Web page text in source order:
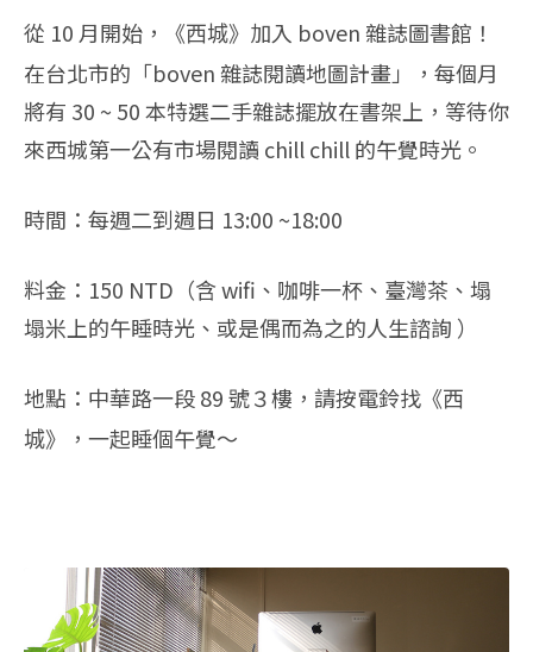
從 10 月開始， 《西城》 加入 boven 雜誌圖書館！
在台北市的「boven 雜誌閱讀地圖計畫」，每個月
將有 30 ~ 50 本特選二手雜誌擺放在書架上，等待你
來西城第一公有市場閱讀 chill chill 的午覺時光。
時間：每週二到週日 13:00 ~18:00
料金：150 NTD（含 wifi、咖啡一杯、臺灣茶、塌
塌米上的午睡時光、或是偶而為之的人生諮詢 ）
地點：中華路一段 89 號３樓，請按電鈴找 《西
城》
，一起睡個午覺～